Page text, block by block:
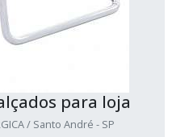
para loja
/ Santo André - SP